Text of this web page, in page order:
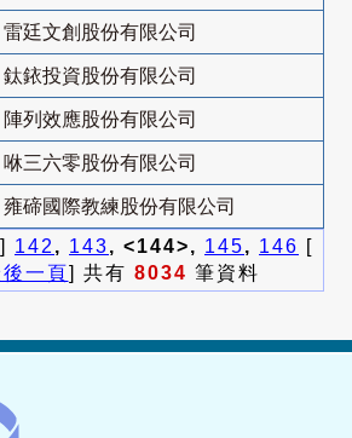
雷廷文創股份有限公司
鈦銥投資股份有限公司
陣列效應股份有限公司
咻三六零股份有限公司
雍碲國際教練股份有限公司
] 142 , 143, <144>, 145, 146 [
一頁] 共有 8034 筆資料